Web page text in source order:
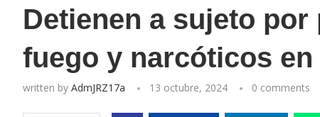
Detienen a sujeto
fuego y narcóticos en
written by AdmJRZ17a 13 octubre, 2024 0 comments